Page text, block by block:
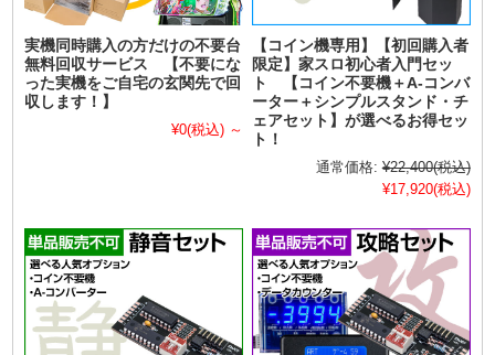
実機同時購入の方だけの不要台
無料回収サービス 【不要にな
った実機をご自宅の玄関先で回
収します！】
¥0(税込) ～
【コイン機専用】【初回購入者
限定】家スロ初心者入門セッ
ト 【コイン不要機＋A-コンバ
ーター＋シンプルスタンド・チ
ェアセット】が選べるお得セッ
ト！
通常価格: ¥22,400(税込)
¥17,920(税込)